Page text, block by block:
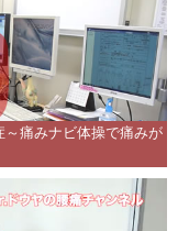
痛みナビ体操で痛みが